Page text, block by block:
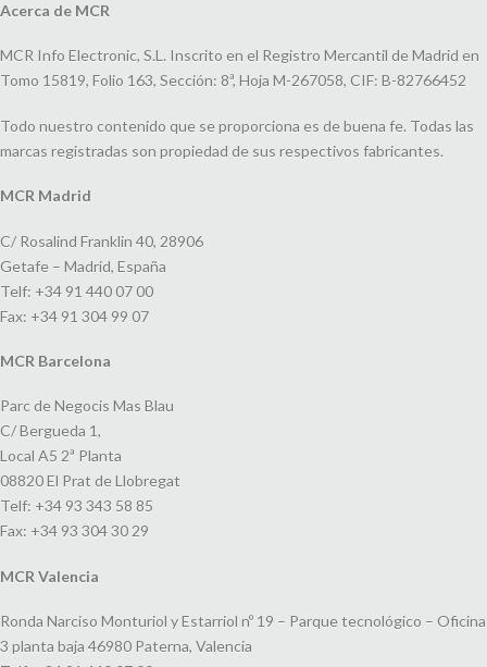
Acerca de MCR
MCR Info Electronic, S.L. Inscrito en el Registro Mercantil de Madrid en
Tomo 15819, Folio 163, Sección: 8ª, Hoja M-267058, CIF: B-82766452
Todo nuestro contenido que se proporciona es de buena fe. Todas las
marcas registradas son propiedad de sus respectivos fabricantes.
MCR Madrid
C/ Rosalind Franklin 40, 28906
Getafe – Madrid, España
Telf: +34 91 440 07 00
Fax: +34 91 304 99 07
MCR Barcelona
Parc de Negocis Mas Blau
C/ Bergueda 1,
Local A5 2ª Planta
08820 El Prat de Llobregat
Telf: +34 93 343 58 85
Fax: +34 93 304 30 29
MCR Valencia
Ronda Narciso Monturiol y Estarriol nº 19 – Parque tecnológico – Oficina
3 planta baja 46980 Paterna, Valencia